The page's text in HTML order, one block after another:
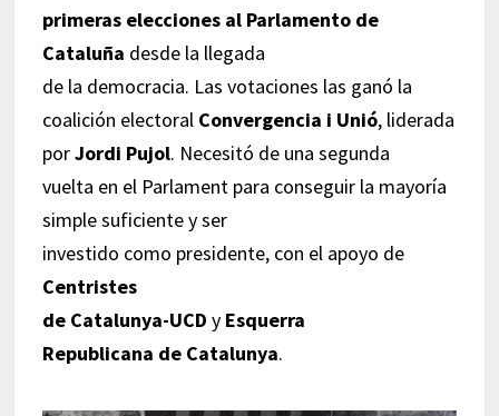
primeras elecciones al Parlamento de
Cataluña desde la llegada
de la democracia. Las votaciones las ganó la
coalición electoral Convergencia i Unió, liderada
porJordi Pujol. Necesitó de una segunda
vuelta en el Parlament para conseguir la mayoría
simple suficiente y ser
investido como presidente, con el apoyo de
Centristes
de Catalunya-UCD y Esquerra
Republicana de Catalunya.